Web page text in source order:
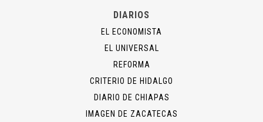
DIARIOS
EL ECONOMISTA
EL UNIVERSAL
REFORMA
CRITERIO DE HIDALGO
DIARIO DE CHIAPAS
IMAGEN DE ZACATECAS